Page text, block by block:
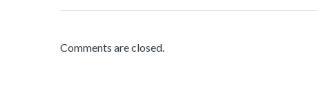
Comments are closed.